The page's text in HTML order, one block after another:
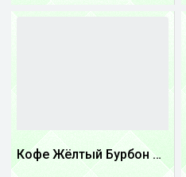
Кофе Жёлтый Бурбон Бразилия